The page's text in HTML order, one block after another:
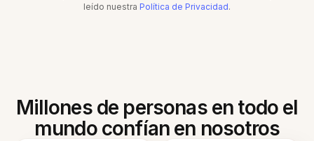
leído nuestra Política de Privacidad.
Millones de personas en todo el
mundo confían en nosotros